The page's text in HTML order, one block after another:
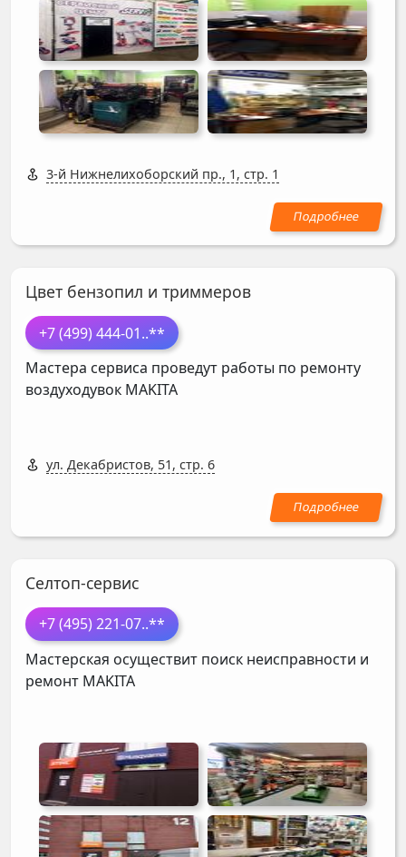
3-й Нижнелихоборский пр., 1, стр. 1
Цвет бензопил и триммеров
+7 (499) 444-01..**
Мастера сервиса проведут работы по ремонту
воздуходувок MAKITA
ул. Декабристов, 51, стр. 6
Селтоп-сервис
+7 (495) 221-07..**
Мастерская осуществит поиск неисправности и
ремонт MAKITA